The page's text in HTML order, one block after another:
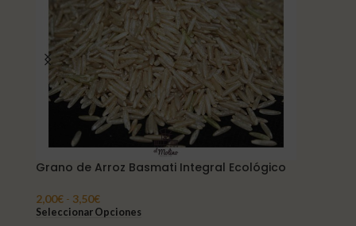
Grano de Arroz Basmati Integral Ecológico
2,00€ - 3,50€
Seleccionar Opciones